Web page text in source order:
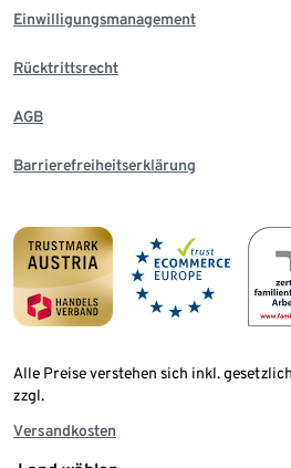
Einwilligungsmanagement
Rücktrittsrecht
AGB
Barrierefreiheitserklärung
Alle Preise verstehen sich inkl.
zzgl.
Versandkosten